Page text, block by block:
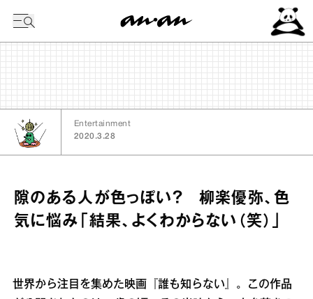
Entertainment
2020.3.28
隙のある人が色っぽい？ 柳楽優弥、色
気に悩み「結果、よくわからない（笑）」
世界から注目を集めた映画『誰も知らない』。この作品